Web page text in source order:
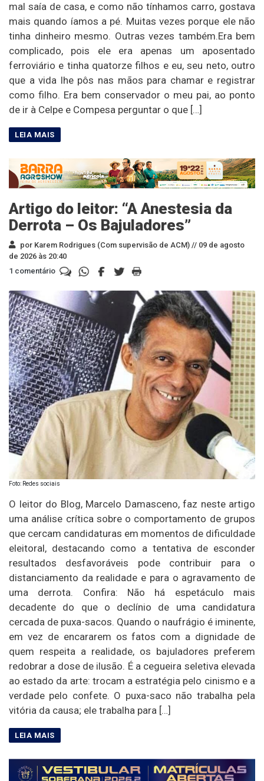
mal saía de casa, e como não tínhamos carro, gostava
mais quando íamos a pé. Muitas vezes porque ele não
tinha dinheiro mesmo. Outras vezes também.Era bem
complicado, pois ele era apenas um aposentado
ferroviário e tinha quatorze filhos e eu, seu neto, outro
que a vida lhe pôs nas mãos para chamar e registrar
como filho. Era bem conservador o meu pai, ao ponto
de ir à Celpe e Compesa perguntar o que […]
Artigo do leitor: “A Anestesia da
Derrota – Os Bajuladores”
por Karem Rodrigues (Com supervisão de ACM) // 09 de agosto
de 2026 às 20:40
1 comentário
Foto: Redes sociais
O leitor do Blog, Marcelo Damasceno, faz neste artigo
uma análise crítica sobre o comportamento de grupos
que cercam candidaturas em momentos de dificuldade
eleitoral, destacando como a tentativa de esconder
resultados desfavoráveis pode contribuir para o
distanciamento da realidade e para o agravamento de
uma derrota. Confira: Não há espetáculo mais
decadente do que o declínio de uma candidatura
cercada de puxa-sacos. Quando o naufrágio é iminente,
em vez de encararem os fatos com a dignidade de
quem respeita a realidade, os bajuladores preferem
redobrar a dose de ilusão. É a cegueira seletiva elevada
ao estado da arte: trocam a estratégia pelo cinismo e a
verdade pelo confete. O puxa-saco não trabalha pela
vitória da causa; ele trabalha para […]